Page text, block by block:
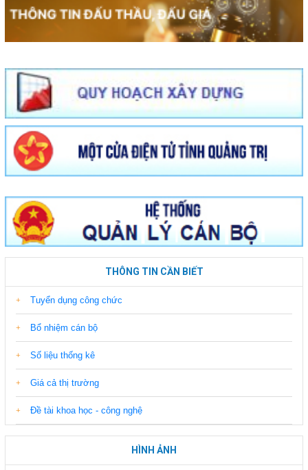
THÔNG TIN CẦN BIẾT
Tuyển dụng công chức
Bổ nhiệm cán bộ
Số liệu thống kê
Giá cả thị trường
Đề tài khoa học - công nghệ
HÌNH ẢNH